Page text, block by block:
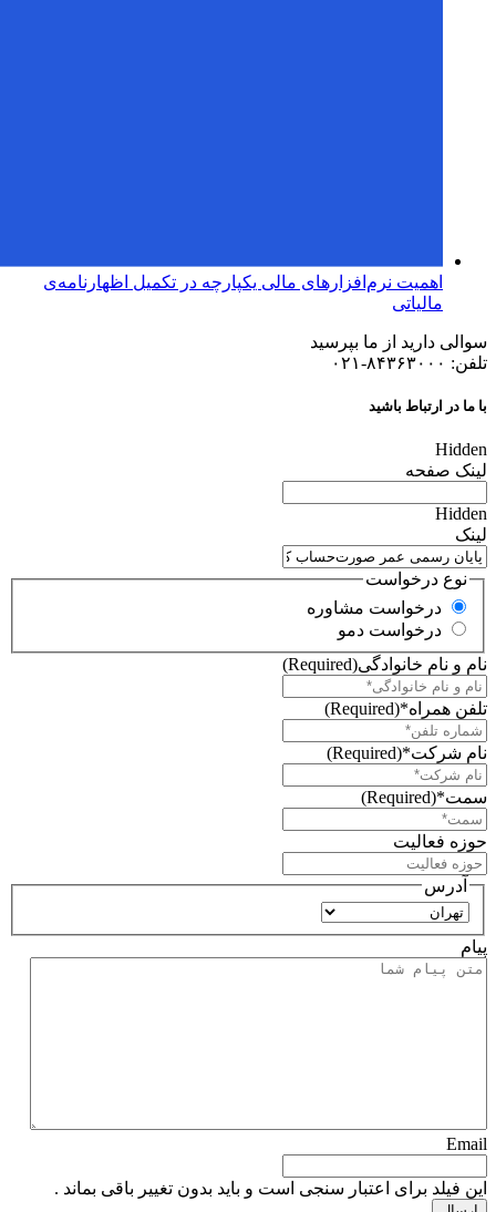
اهمیت نرم‌افزارهای مالی یکپارچه در تکمیل اظهارنامه‌ی
مالیاتی
سوالی دارید از ما بپرسید
تلفن: ۸۴۳۶۳۰۰۰-۰۲۱
با ما در ارتباط باشید
Hidden
لینک صفحه
Hidden
لینک
نوع درخواست
درخواست مشاوره
درخواست دمو
نام و نام خانوادگی(Required)
تلفن همراه*(Required)
نام شرکت*(Required)
سمت*(Required)
حوزه فعالیت
آدرس
استان
پیام
Email
این فیلد برای اعتبار سنجی است و باید بدون تغییر باقی بماند .